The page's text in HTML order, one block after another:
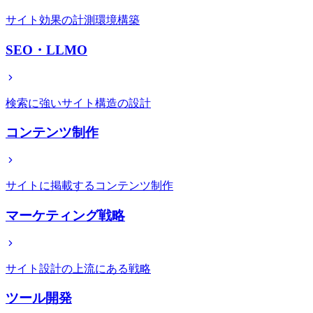
サイト効果の計測環境構築
SEO・LLMO
検索に強いサイト構造の設計
コンテンツ制作
サイトに掲載するコンテンツ制作
マーケティング戦略
サイト設計の上流にある戦略
ツール開発